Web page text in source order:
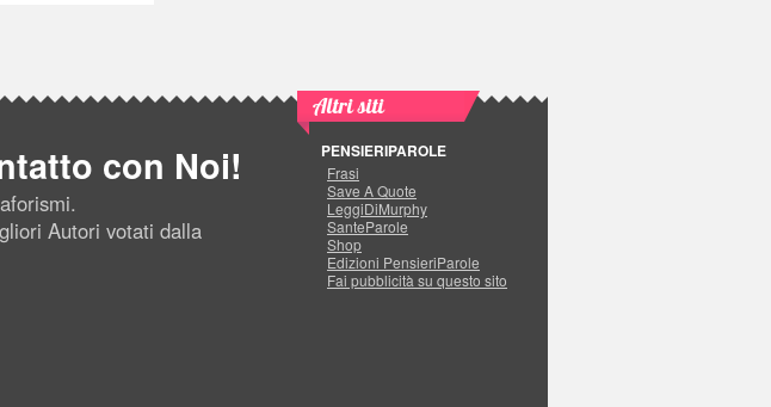
con Noi!
Autori votati dalla
Altri siti
PENSIERIPAROLE
Frasi
Save A Quote
LeggiDiMurphy
SanteParole
Shop
Edizioni PensieriParole
Fai pubblicità su questo sito